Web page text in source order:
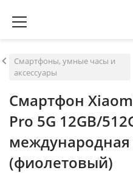
Смартфоны, умные часы и
аксессуары
Смартфон
Pro 5G 12GB/
международная
(фиолетовый)